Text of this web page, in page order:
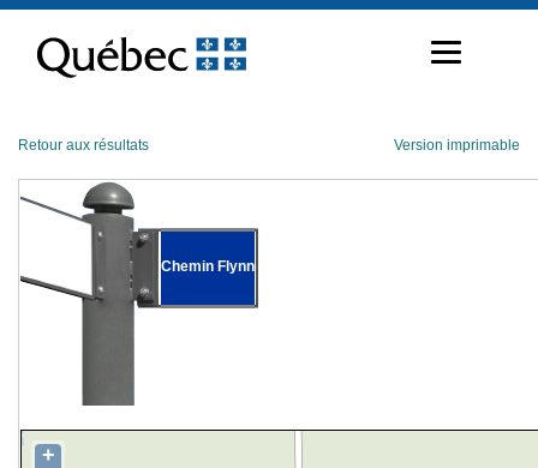
contenu
Retour aux résultats Version imprimable
Chemin Flynn
+